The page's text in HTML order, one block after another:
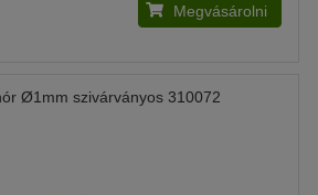
Megvásárolni
Ø1mm szivárványos 310072